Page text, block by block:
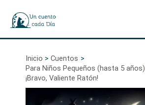
contenido
Inicio
Cuentos
Para Niños Pequeños (hasta 5 años)
¡Bravo, Valiente Ratón!